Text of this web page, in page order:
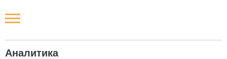
Аналитика
Новости РФ